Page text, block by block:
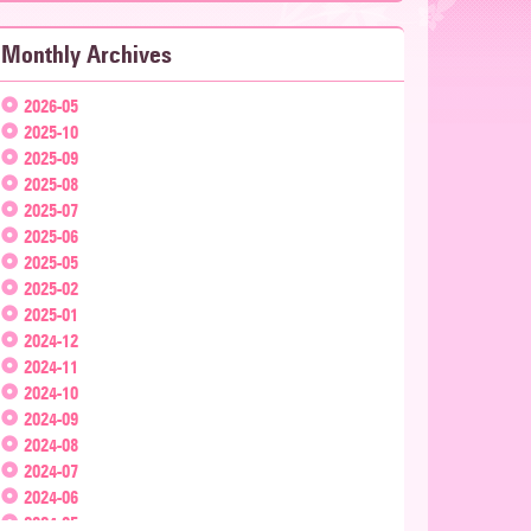
Monthly Archives
2026-05
2025-10
2025-09
2025-08
2025-07
2025-06
2025-05
2025-02
2025-01
2024-12
2024-11
2024-10
2024-09
2024-08
2024-07
2024-06
2024-05